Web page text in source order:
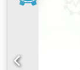
el presupuesto